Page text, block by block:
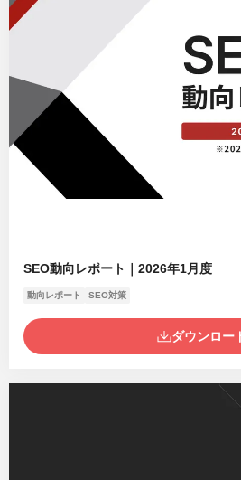
SEO動向レポート｜2026年1月度
動向レポート SEO対策
ダウンロー